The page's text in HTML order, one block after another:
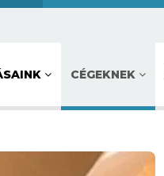
CÉGEKNEK